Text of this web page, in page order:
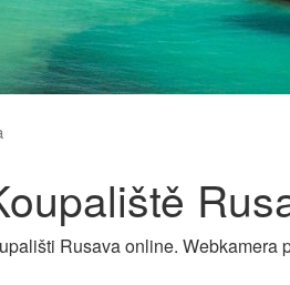
Rusava online. Webkamera